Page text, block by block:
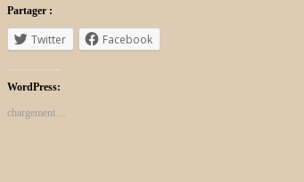
Partager :
Twitter Facebook
WordPress:
chargement…